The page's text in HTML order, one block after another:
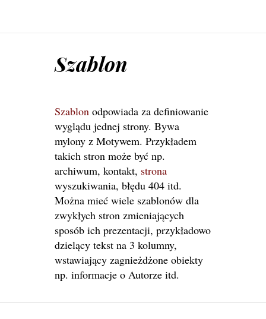
Szablon
Szablon odpowiada za definiowanie
wyglądu jednej strony. Bywa
mylony z Motywem. Przykładem
takich stron może być np.
archiwum, kontakt, strona
wyszukiwania, błędu 404 itd.
Można mieć wiele szablonów dla
zwykłych stron zmieniających
sposób ich prezentacji, przykładowo
dzielący tekst na 3 kolumny,
wstawiający zagnieżdżone obiekty
np. informacje o Autorze itd.